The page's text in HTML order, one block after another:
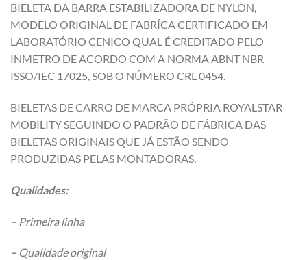
BIELETA DA BARRA ESTABILIZADORA DE NYLON,
MODELO ORIGINAL DE FABRÍCA CERTIFICADO EM
LABORATÓRIO CENICO QUAL É CREDITADO PELO
INMETRO DE ACORDO COM A NORMA ABNT NBR
ISSO/IEC 17025, SOB O NÚMERO CRL 0454.
BIELETAS DE CARRO DE MARCA PRÓPRIA ROYALSTAR
MOBILITY SEGUINDO O PADRÃO DE FÁBRICA DAS
BIELETAS ORIGINAIS QUE JÁ ESTÃO SENDO
PRODUZIDAS PELAS MONTADORAS.
Qualidades:
– Primeira linha
– Qualidade original